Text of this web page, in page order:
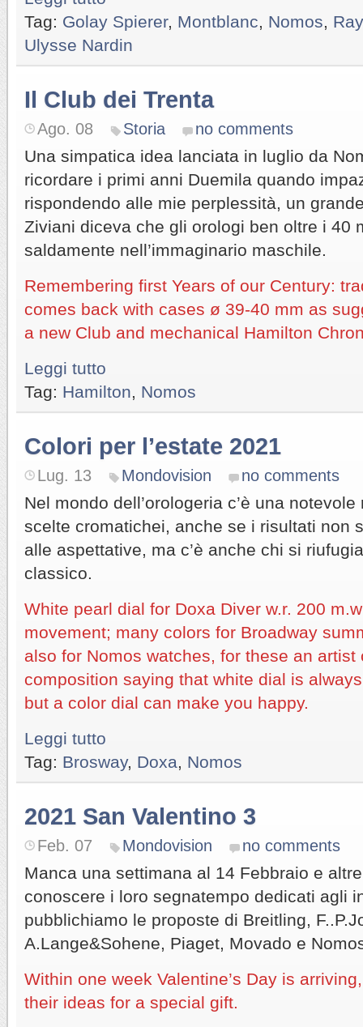
Tag: Golay Spierer, Montblanc Nomos
Ulysse Nardin
Il Club dei Trenta
Ago. 08 Storia no comments
Una simpatica idea lanciata in luglio da
ricordare i primi anni Duemila quando
rispondendo alle mie perplessità, un
Ziviani diceva che gli orologi ben oltre i 40
saldamente nell’immaginario maschile.
Remembering first Years of our Century:
comes back with cases ø 39-40 mm as
a new Club and mechanical Hamilton
Leggi tutto
Tag: Hamilton Nomos
Colori per l’estate 2021
Lug. 13 Mondovision no comments
Nel mondo dell’orologeria c’è una
scelte cromatichei, anche se i risultati non
alle aspettative, ma c’è anche chi si
classico.
White pearl dial for Doxa Diver w.r. 200
movement; many colors for Broadway
also for Nomos watches, for these an artist
composition saying that white dial is
but a color dial can make you happy.
Leggi tutto
Tag: Brosway, Doxa Nomos
2021 San Valentino 3
Feb. 07 Mondovision no comments
Manca una settimana al 14 Febbraio e
conoscere i loro segnatempo dedicati agli
pubblichiamo le proposte di Breitling,
A.Lange&Sohene, Piaget, Movado e
Within one week Valentine’s Day is
their ideas for a special gift.